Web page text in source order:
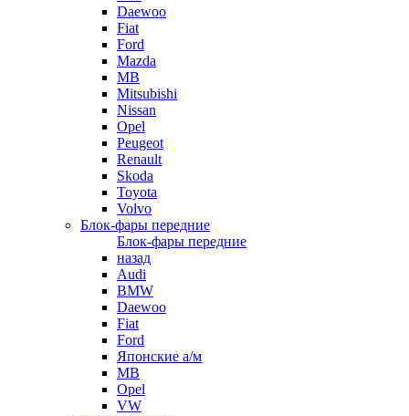
Daewoo
Fiat
Ford
Mazda
MB
Mitsubishi
Nissan
Opel
Peugeot
Renault
Skoda
Toyota
Volvo
Блок-фары передние
Блок-фары передние
назад
Audi
BMW
Daewoo
Fiat
Ford
Японские а/м
MB
Opel
VW